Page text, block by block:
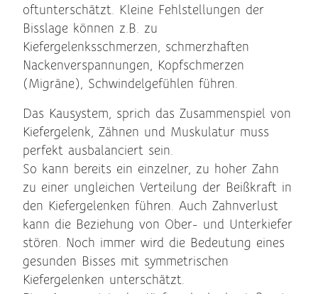
oftunterschätzt. Kleine Fehlstellungen der
Bisslage können z.B. zu
Kiefergelenksschmerzen, schmerzhaften
Nackenverspannungen, Kopfschmerzen
(Migräne), Schwindelgefühlen führen.
Das Kausystem, sprich das Zusammenspiel von
Kiefergelenk, Zähnen und Muskulatur muss
perfekt ausbalanciert sein.
So kann bereits ein einzelner, zu hoher Zahn
zu einer ungleichen Verteilung der Beißkraft in
den Kiefergelenken führen. Auch Zahnverlust
kann die Beziehung von Ober- und Unterkiefer
stören. Noch immer wird die Bedeutung eines
gesunden Bisses mit symmetrischen
Kiefergelenken unterschätzt.